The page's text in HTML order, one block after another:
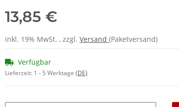
13,85 €
inkl. 19% MwSt. , zzgl. Versand (Paketversand)
Verfügbar
Lieferzeit: 1 - 5 Werktage (DE)